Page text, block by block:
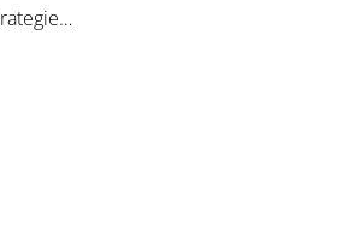
geen slechte
alleen slechte